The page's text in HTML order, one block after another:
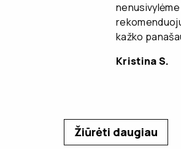
kažko
Kristina S.
Žiūrėti daugiau